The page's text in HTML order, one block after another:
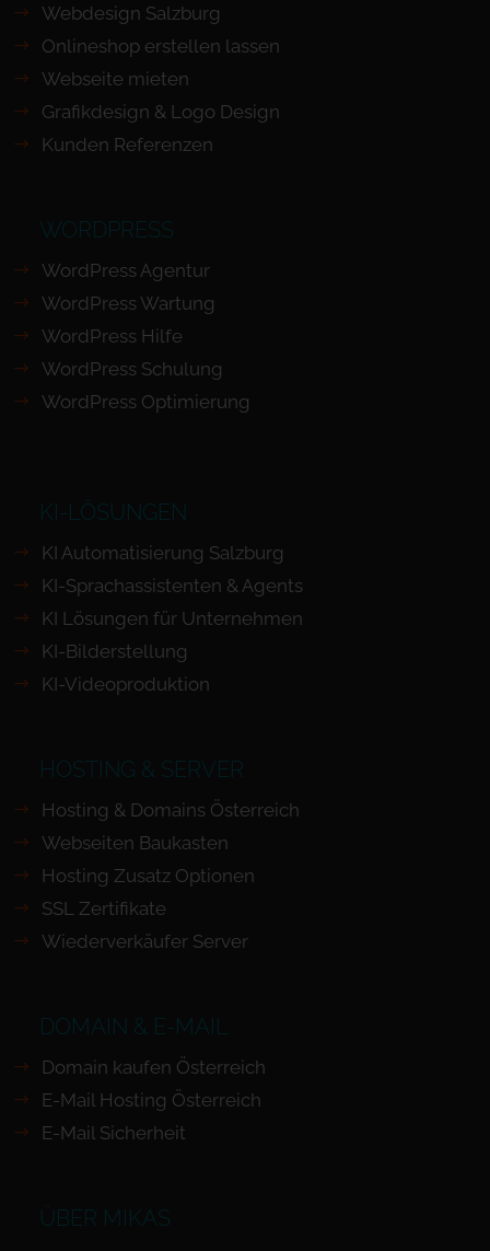
Webdesign Salzburg
Onlineshop erstellen lassen
Webseite mieten
Grafikdesign & Logo Design
Kunden Referenzen
WORDPRESS
WordPress Agentur
WordPress Wartung
WordPress Hilfe
WordPress Schulung
WordPress Optimierung
KI-LÖSUNGEN
KI Automatisierung Salzburg
KI-Sprachassistenten & Agents
KI Lösungen für Unternehmen
KI-Bilderstellung
KI-Videoproduktion
HOSTING & SERVER
Hosting & Domains Österreich
Webseiten Baukasten
Hosting Zusatz Optionen
SSL Zertifikate
Wiederverkäufer Server
DOMAIN & E-MAIL
Domain kaufen Österreich
E-Mail Hosting Österreich
E-Mail Sicherheit
ÜBER MIKAS